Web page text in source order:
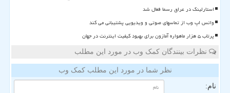
استارلینک در عراق رسما فعال شد
واتس اپ وب از تماسهای صوتی و ویدیویی پشتیبانی می کند
پرتاب ۵ هزار ماهواره آمازون برای بهبود کیفیت اینترنت در جهان
نظرات بینندگان کمک وب در مورد این مطلب
نظر شما در مورد این مطلب کمک وب
نام: